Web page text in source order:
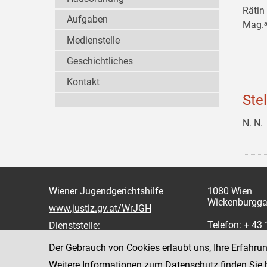
Rätin
N. N.
Aufgaben
Medienstelle
Geschichtliches
Kontakt
Wiener Jugendgerichtshilfe
www.justiz.gv.at/WrJGH
Dienststelle:
1080 Wien
Telefon: + 43
Fax: +43 1
Der Gebrauch von Cookies erlaubt uns, Ihre